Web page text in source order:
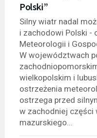
Polski”
Silny wiatr nadal
i zachodowi Polski -
Meteorologii i
W województwach
wielkopolskim i
ostrzeżenia
ostrzega przed
w zachodniej
mazurskiego...